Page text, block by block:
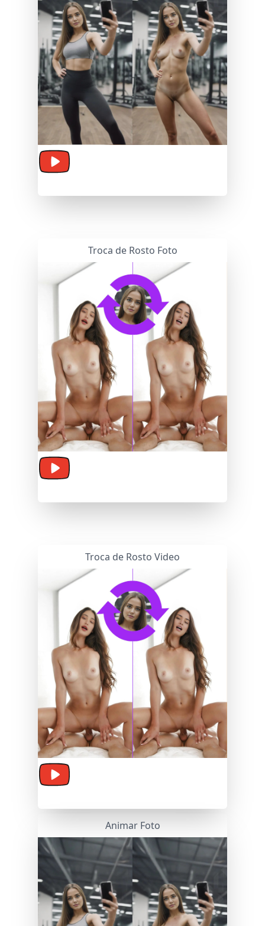
Troca de Rosto Foto
Troca de Rosto Video
Animar Foto